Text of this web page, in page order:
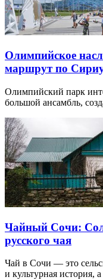
Олимпийское
маршрут по
Олимпийский парк
большой ансамбль,
Чайный Сочи:
русского чая
Чай в Сочи — это
и культурная история,